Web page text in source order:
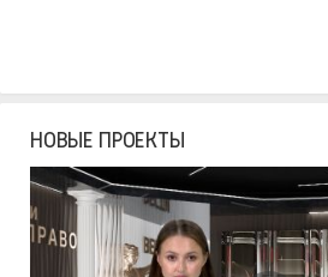
НОВЫЕ ПРОЕКТЫ